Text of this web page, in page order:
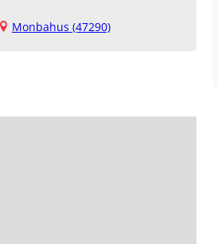
Monbahus (47290)